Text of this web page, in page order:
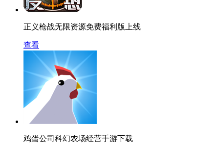
正义枪战无限资源免费福利版上线
查看
鸡蛋公司科幻农场经营手游下载